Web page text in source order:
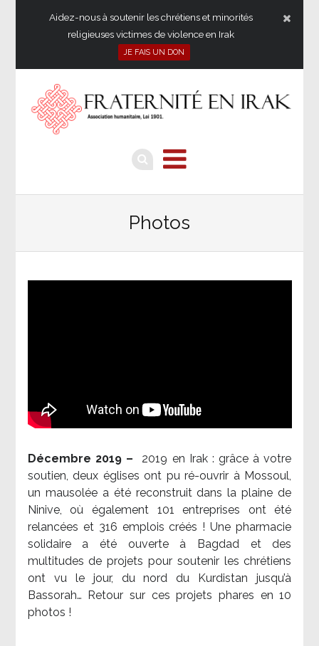
Aidez-nous à soutenir les chrétiens et minorités
religieuses victimes de violence en Irak
JE FAIS UN DON
Photos
Décembre 2019 – 2019 en Irak : grâce à votre
soutien, deux églises ont pu ré-ouvrir à Mossoul,
un mausolée a été reconstruit dans la plaine de
Ninive, où également 101 entreprises ont été
relancées et 316 emplois créés ! Une pharmacie
solidaire a été ouverte à Bagdad et des
multitudes de projets pour soutenir les chrétiens
ont vu le jour, du nord du Kurdistan jusqu’à
Bassorah… Retour sur ces projets phares en 10
photos !